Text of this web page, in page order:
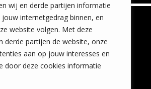
wij en derde partijen informatie
internetgedrag binnen, en
website volgen. Met deze
derde partijen de website, onze
aan op jouw interesses en
door deze cookies informatie
Amsterdam